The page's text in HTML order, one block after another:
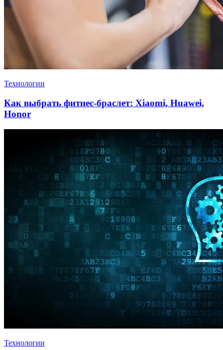
Технологии
Как выбрать фитнес-браслет: Xiaomi, Huawei,
Honor
Технологии